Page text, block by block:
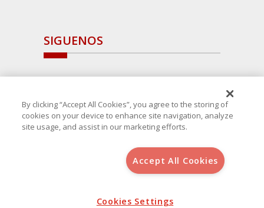
SIGUENOS
, S.L.U.(B-64405731) c/ San Norberto
Aviso Legal
Política de Cookies
By clicking “Accept All Cookies”, you agree to the storing of
cookies on your device to enhance site navigation, analyze
site usage, and assist in our marketing efforts.
Accept All Cookies
Cookies Settings